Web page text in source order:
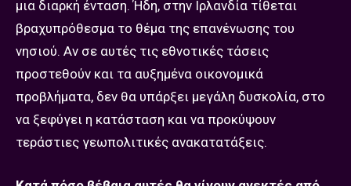
μια διαρκή ένταση. Ήδη, στην Ιρλανδία τίθεται
βραχυπρόθεσμα το θέμα της επανένωσης του
νησιού. Αν σε αυτές τις εθνοτικές τάσεις
προστεθούν και τα αυξημένα οικονομικά
προβλήματα, δεν θα υπάρξει μεγάλη δυσκολία, στο
να ξεφύγει η κατάσταση και να προκύψουν
τεράστιες γεωπολιτικές ανακατατάξεις.